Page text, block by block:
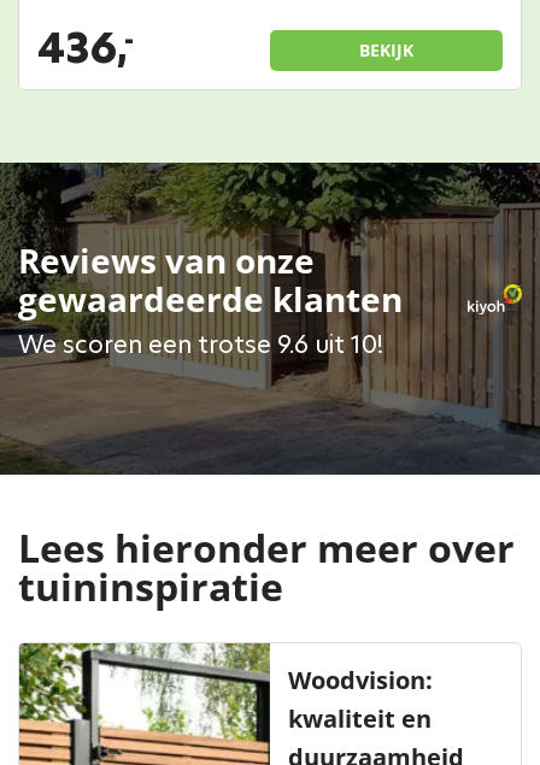
436,- BEKIJK
Reviews van onze
gewaardeerde klanten
We scoren een trotse 9.6 uit 10!
Lees hieronder meer over
tuininspiratie
Woodvision:
kwaliteit en
duurzaamheid